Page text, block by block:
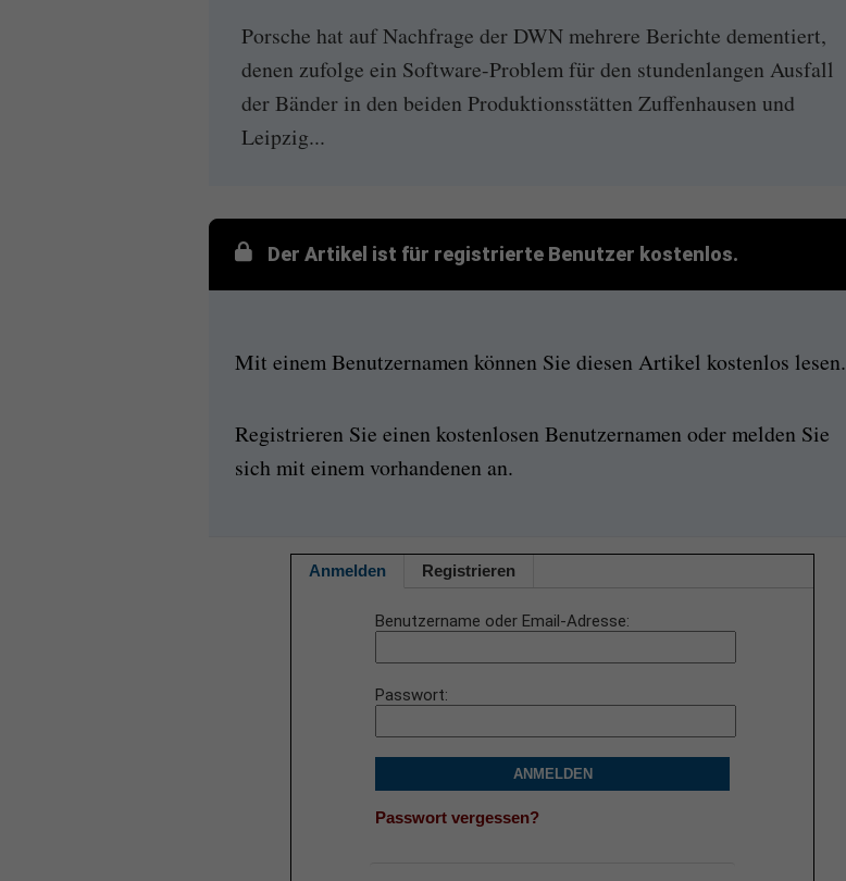
Porsche hat auf Nachfrage der DWN mehrere Berichte dementiert,
denen zufolge ein Software-Problem für den stundenlangen Ausfall
der Bänder in den beiden Produktionsstätten Zuffenhausen und
Leipzig...
Der Artikel ist für registrierte Benutzer kostenlos.
Mit einem Benutzernamen können Sie diesen Artikel kostenlos lesen.
Registrieren Sie einen kostenlosen Benutzernamen oder melden Sie
sich mit einem vorhandenen an.
Anmelden Registrieren
Benutzername oder Email-Adresse
Passwort
ANMELDEN
Passwort vergessen?